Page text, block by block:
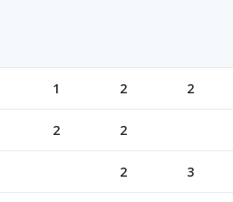
1 2 2
2 2
2 3